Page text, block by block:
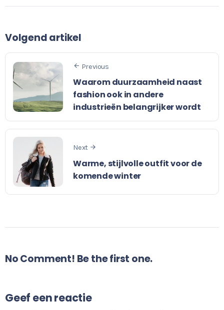
Volgend artikel
Previous
Waarom duurzaamheid naast
fashion ook in andere
industrieën belangrijker wordt
Next
Warme, stijlvolle outfit voor de
komende winter
No Comment! Be the first one.
Geef een reactie